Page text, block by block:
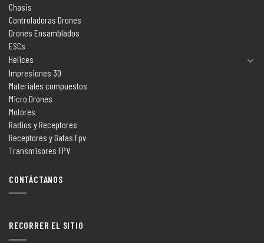
Chasis
Controladoras Drones
Drones Ensamblados
ESCs
Helices
Impresiones 3D
Materiales compuestos
Micro Drones
Motores
Radios y Receptores
Receptores y Gafas Fpv
Transmisores FPV
CONTÁCTANOS
RECORRER EL SITIO